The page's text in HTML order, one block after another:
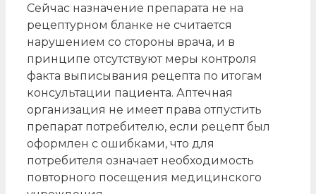
Сейчас назначение препарата не на
рецептурном бланке не считается
нарушением со стороны врача, и в
принципе отсутствуют меры контроля
факта выписывания рецепта по итогам
консультации пациента. Аптечная
организация не имеет права отпустить
препарат потребителю, если рецепт был
оформлен с ошибками, что для
потребителя означает необходимость
повторного посещения медицинского